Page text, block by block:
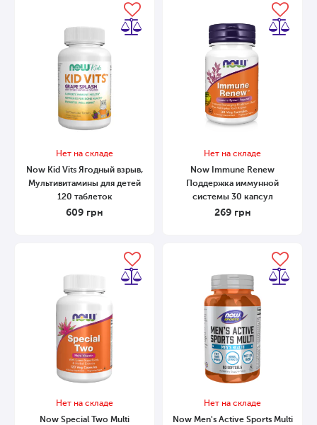
Нет на складе
Now Kid Vits Ягодный взрыв,
Мультивитамины для детей
120 таблеток
609 грн
Нет на складе
Now Immune Renew
Поддержка иммунной
системы 30 капсул
269 грн
Нет на складе
Now Special Two Multi
Нет на складе
Now Men's Active Sports Multi